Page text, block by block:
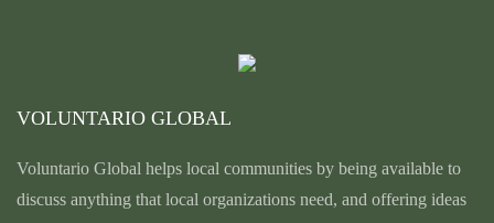
VOLUNTARIO GLOBAL
Voluntario Global helps local communities by being available to
discuss anything that local organizations need, and offering ideas